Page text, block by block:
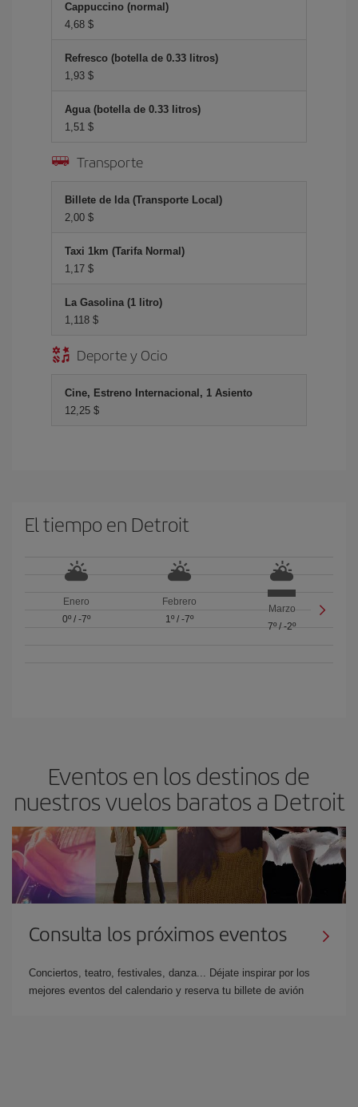
Cappuccino (normal)
4,68 $
Refresco (botella de 0.33 litros)
1,93 $
Agua (botella de 0.33 litros)
1,51 $
Transporte
Billete de Ida (Transporte Local)
2,00 $
Taxi 1km (Tarifa Normal)
1,17 $
La Gasolina (1 litro)
1,118 $
Deporte y Ocio
Cine, Estreno Internacional, 1 Asiento
12,25 $
El tiempo en Detroit
Enero
0º/ -7º
Febrero
1º/ -7º
Marzo
7º /-2º
Eventos en los destinos de
nuestros vuelos baratos a Detroit
Consulta los próximos eventos
Conciertos, teatro, festivales, danza... Déjate inspirar por los
mejores eventos del calendario y reserva tu billete de avión